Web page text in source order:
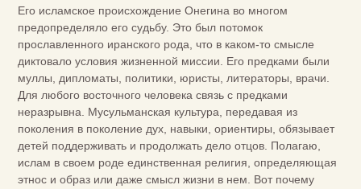
Его исламское происхождение Онегина во многом
предопределяло его судьбу. Это был потомок
прославленного иранского рода, что в каком-то смысле
диктовало условия жизненной миссии. Его предками были
муллы, дипломаты, политики, юристы, литераторы, врачи.
Для любого восточного человека связь с предками
неразрывна. Мусульманская культура, передавая из
поколения в поколение дух, навыки, ориентиры, обязывает
детей поддерживать и продолжать дело отцов. Полагаю,
ислам в своем роде единственная религия, определяющая
этнос и образ или даже смысл жизни в нем. Вот почему